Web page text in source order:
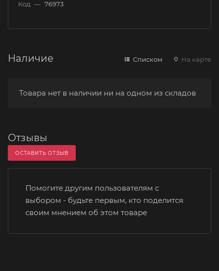
Код — 76973
Наличие Списком На карте
Товара нет в наличии ни на одном из складов
Отзывы
ОСТАВИТЬ ОТЗЫВ
Помогите другим пользователям с
выбором - будьте первым, кто поделится
своим мнением об этом товаре